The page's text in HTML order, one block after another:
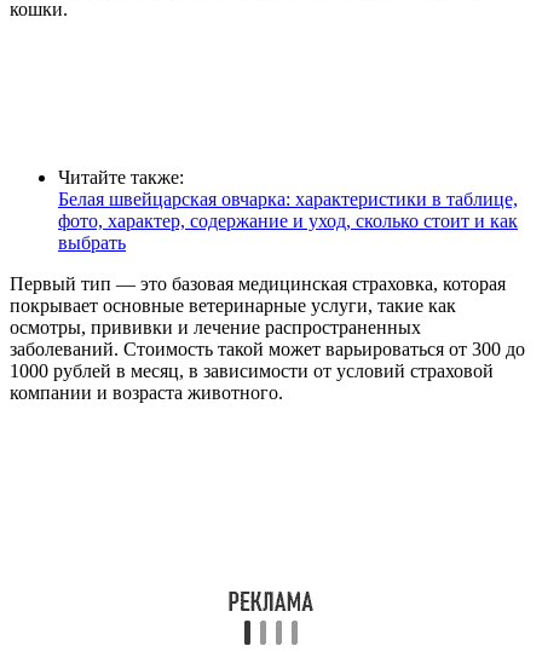
кошки.
Читайте также:
Белая швейцарская овчарка: характеристики в таблице,
фото, характер, содержание и уход, сколько стоит и как
выбрать
Первый тип — это базовая медицинская страховка, которая
покрывает основные ветеринарные услуги, такие как
осмотры, прививки и лечение распространенных
заболеваний. Стоимость такой может варьироваться от 300 до
1000 рублей в месяц, в зависимости от условий страховой
компании и возраста животного.